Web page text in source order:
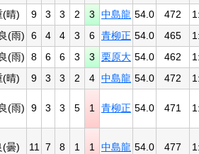
(晴) 9 3 3 2 3 中島龍 54.0 472
(雨) 6 4 4 3 6 青柳正 54.0 465
(雨) 8 6 6 3 3 栗原大 54.0 462
(晴) 9 3 3 2 4 中島龍 54.0 472
(雨) 9 3 3 5 1 青柳正 54.0 471
(曇) 11 7 8 1 1 中島龍 54.0 477